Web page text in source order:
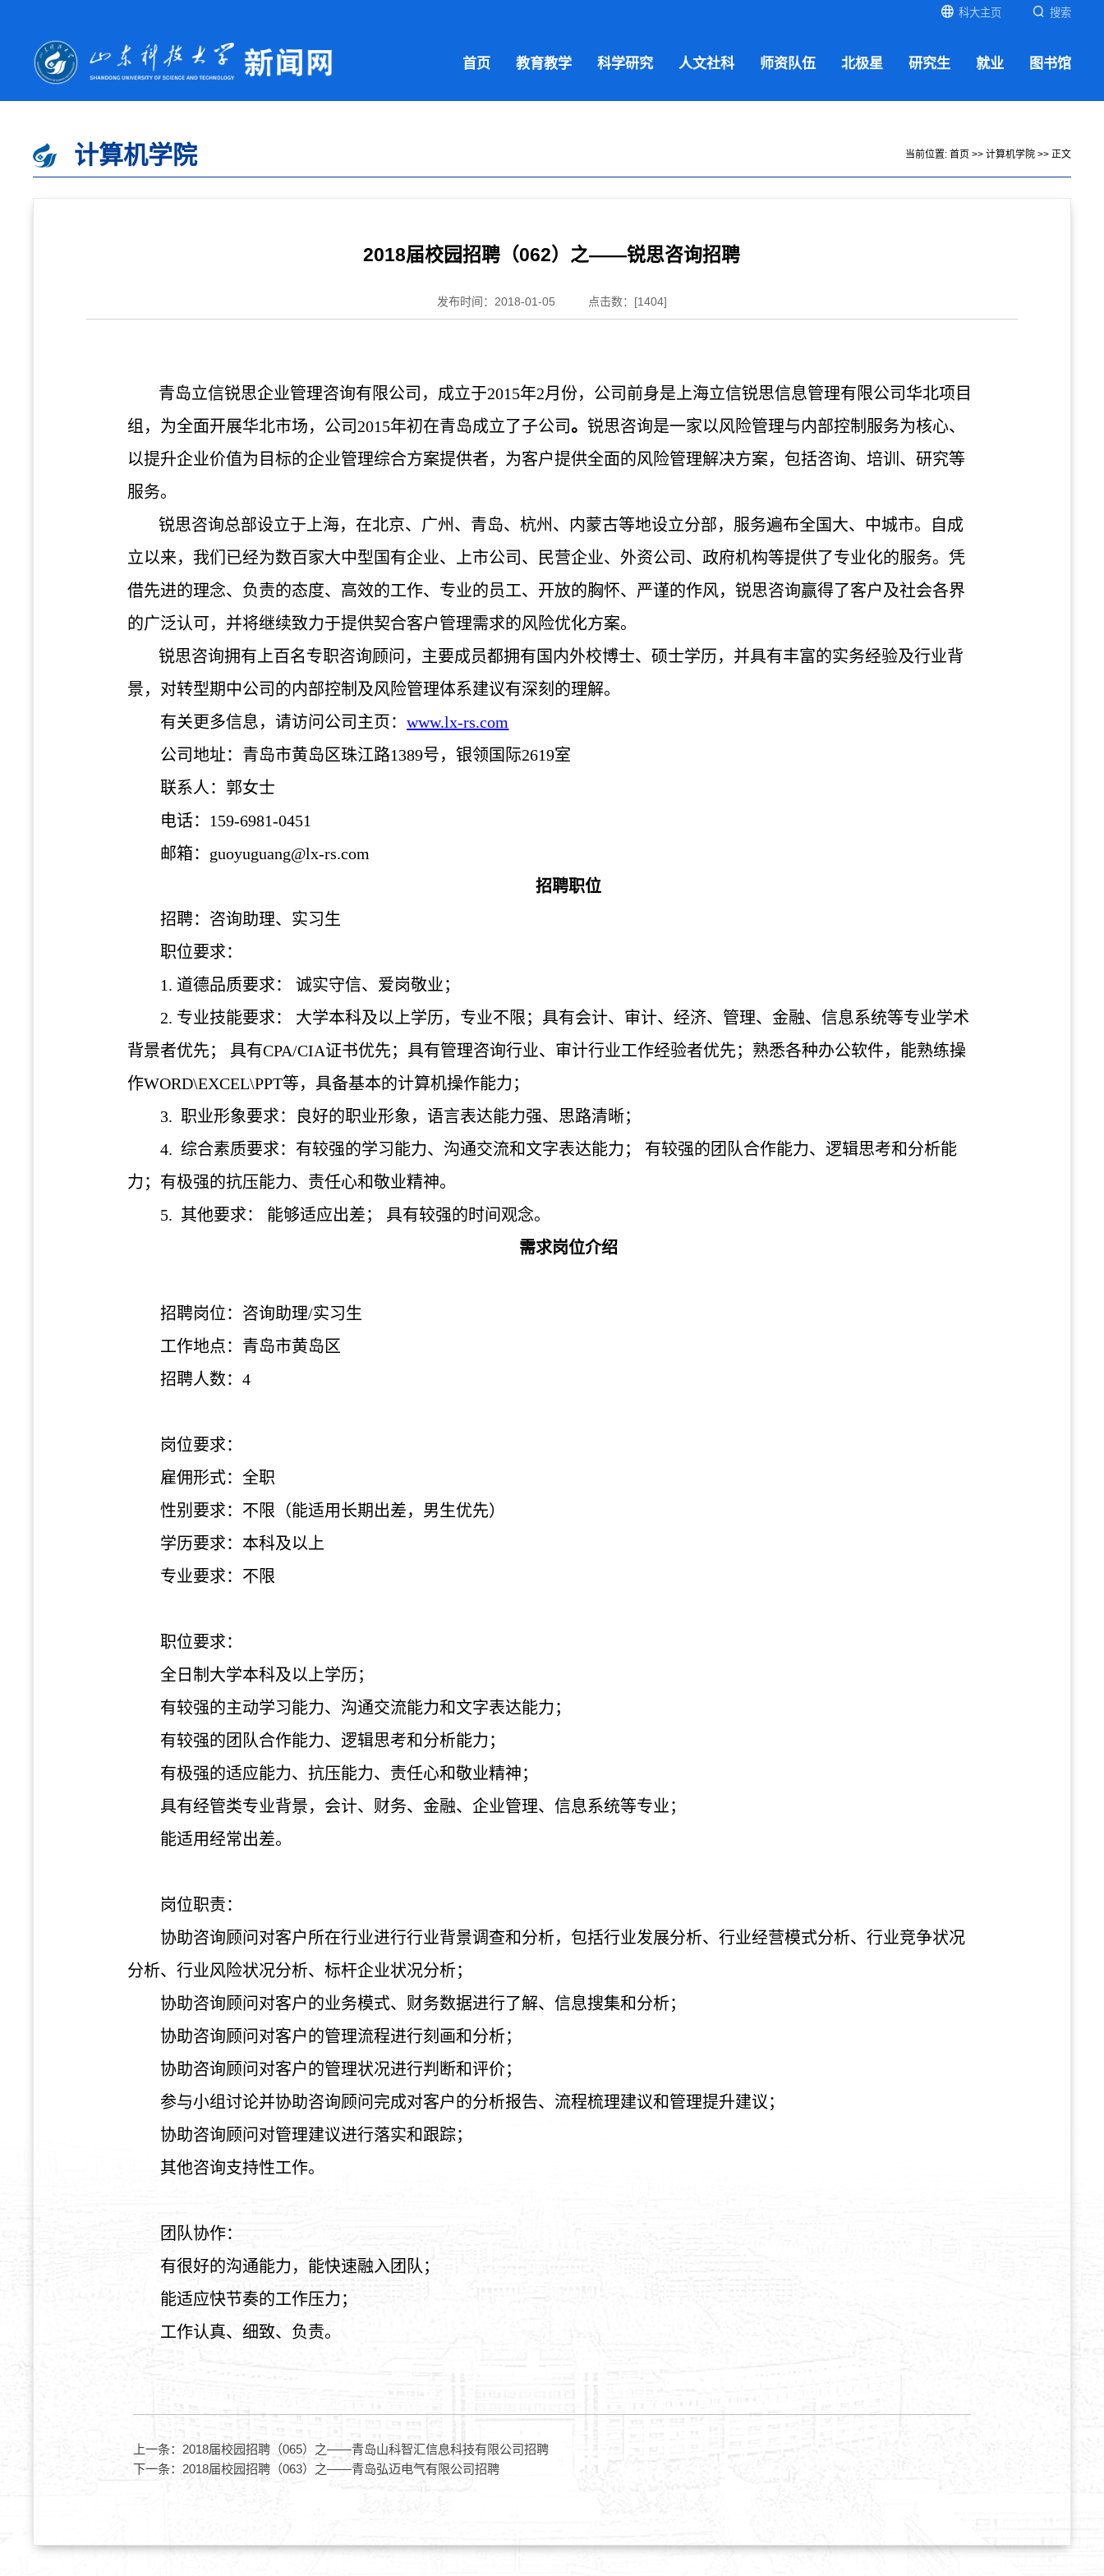
科大主页 搜索
首页 教育教学 科学研究 人文社科 师资队伍 北极星 研究生 就业 图书馆
计算机学院 当前位置: 首页 >> 计算机学院>> 正文
2018届校园招聘（062）之——锐思咨询招聘
发布时间：2018-01-05 点击数：[1404]
青岛立信锐思企业管理咨询有限公司，成立于2015年2月份，公司前身是上海立信锐思信息管理有限公司华北项目
组，为全面开展华北市场，公司2015年初在青岛成立了子公司。锐思咨询是一家以风险管理与内部控制服务为核心、
以提升企业价值为目标的企业管理综合方案提供者，为客户提供全面的风险管理解决方案，包括咨询、培训、研究等
服务。
锐思咨询总部设立于上海，在北京、广州、青岛、杭州、内蒙古等地设立分部，服务遍布全国大、中城市。自成
立以来，我们已经为数百家大中型国有企业、上市公司、民营企业、外资公司、政府机构等提供了专业化的服务。凭
借先进的理念、负责的态度、高效的工作、专业的员工、开放的胸怀、严谨的作风，锐思咨询赢得了客户及社会各界
的广泛认可，并将继续致力于提供契合客户管理需求的风险优化方案。
锐思咨询拥有上百名专职咨询顾问，主要成员都拥有国内外校博士、硕士学历，并具有丰富的实务经验及行业背
景，对转型期中公司的内部控制及风险管理体系建议有深刻的理解。
有关更多信息，请访问公司主页：www.lx-rs.com
公司地址：青岛市黄岛区珠江路1389号，银领国际2619室
联系人：郭女士
电话： 159-6981-0451
邮箱： guoyuguang@lx-rs.com
招聘职位
招聘：咨询助理、实习生
职位要求：
1. 道德品质要求： 诚实守信、爱岗敬业；
2. 专业技能要求： 大学本科及以上学历，专业不限；具有会计、审计、经济、管理、金融、信息系统等专业学术
背景者优先； 具有CPA/CIA证书优先；具有管理咨询行业、审计行业工作经验者优先；熟悉各种办公软件，能熟练操
作WORD\EXCEL\PPT等，具备基本的计算机操作能力；
3. 职业形象要求：良好的职业形象，语言表达能力强、思路清晰；
4. 综合素质要求：有较强的学习能力、沟通交流和文字表达能力； 有较强的团队合作能力、逻辑思考和分析能
力；有极强的抗压能力、责任心和敬业精神。
5. 其他要求： 能够适应出差； 具有较强的时间观念。
需求岗位介绍
招聘岗位：咨询助理/实习生
工作地点：青岛市黄岛区
招聘人数：4
岗位要求：
雇佣形式：全职
性别要求：不限（能适用长期出差，男生优先）
学历要求：本科及以上
专业要求：不限
职位要求：
全日制大学本科及以上学历；
有较强的主动学习能力、沟通交流能力和文字表达能力；
有较强的团队合作能力、逻辑思考和分析能力；
有极强的适应能力、抗压能力、责任心和敬业精神；
具有经管类专业背景，会计、财务、金融、企业管理、信息系统等专业；
能适用经常出差。
岗位职责：
协助咨询顾问对客户所在行业进行行业背景调查和分析，包括行业发展分析、行业经营模式分析、行业竞争状况
分析、行业风险状况分析、标杆企业状况分析；
协助咨询顾问对客户的业务模式、财务数据进行了解、信息搜集和分析；
协助咨询顾问对客户的管理流程进行刻画和分析；
协助咨询顾问对客户的管理状况进行判断和评价；
参与小组讨论并协助咨询顾问完成对客户的分析报告、流程梳理建议和管理提升建议；
协助咨询顾问对管理建议进行落实和跟踪；
其他咨询支持性工作。
团队协作：
有很好的沟通能力，能快速融入团队；
能适应快节奏的工作压力；
工作认真、细致、负责。
上一条： 2018届校园招聘（065）之——青岛山科智汇信息科技有限公司招聘
下一条： 2018届校园招聘（063）之——青岛弘迈电气有限公司招聘